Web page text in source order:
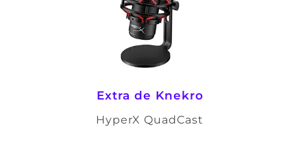
Extra de Knekro
HyperX QuadCast